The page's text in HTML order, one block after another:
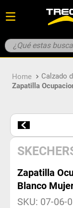
¿Qué estas
Calzado
Zapatilla
Zapatilla
Blanco
SKU: 07-06-